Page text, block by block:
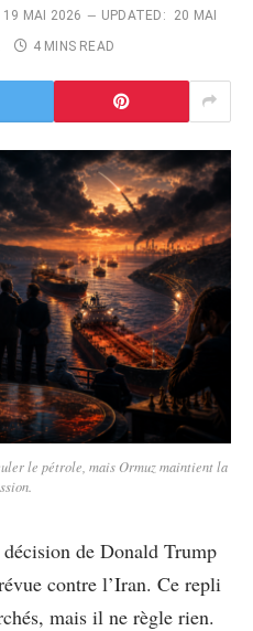
19 MAI 2026 UPDATED:
20 MAI
4 MINS READ
le pétrole, mais Ormuz maintient la
de Donald Trump
contre l’Iran. Ce repli
mais il ne règle rien.